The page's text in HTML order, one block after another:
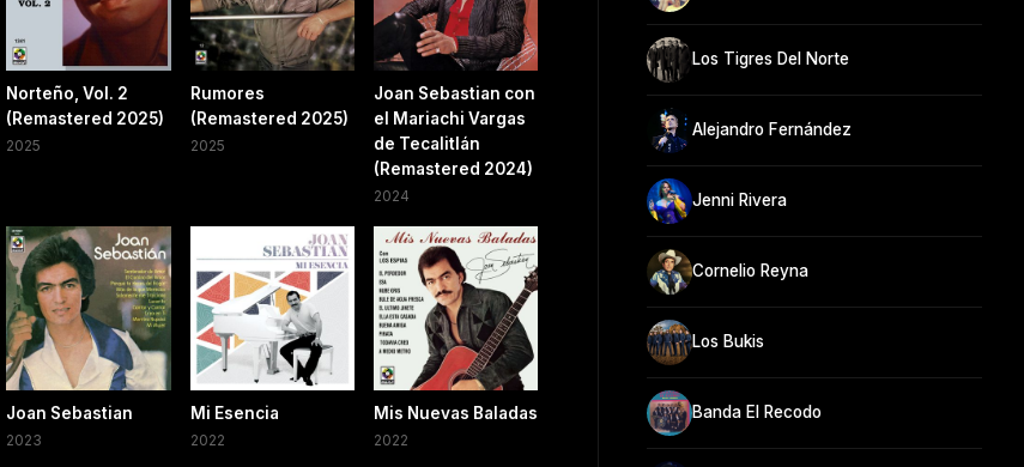
Norteño, Vol. 2
(Remastered 2025)
2025
Rumores
(Remastered 2025)
2025
Joan Sebastian con
el Mariachi Vargas
de Tecalitlán
(Remastered 2024)
2024
Joan Sebastian
2023
Mi Esencia
2022
Mis Nuevas Baladas
2022
Los Tigres Del Norte
Alejandro Fernández
Jenni Rivera
Cornelio Reyna
Los Bukis
Banda El Recodo